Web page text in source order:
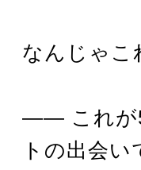
なんじゃこ
―― これが
トの出会い